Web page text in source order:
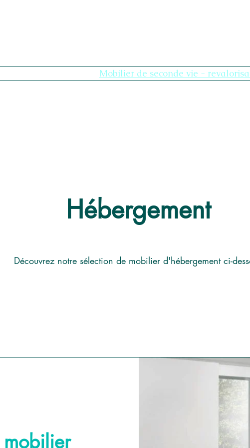
Nouvelle page I nostri universi Plus
Mobilier de seconde vie -
Hébergement
Découvrez notre sélection de mobilier d'hébergement ci-